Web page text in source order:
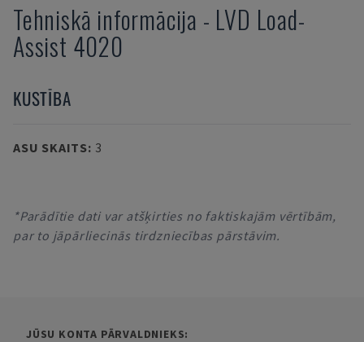
Tehniskā informācija - LVD Load-
Assist 4020
KUSTĪBA
ASU SKAITS: 3
*Parādītie dati var atšķirties no faktiskajām vērtībām,
par to jāpārliecinās tirdzniecības pārstāvim.
JŪSU KONTA PĀRVALDNIEKS: